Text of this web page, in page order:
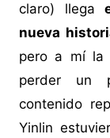
claro) llega
nueva
pero a mí la
perder un
contenido
Yinlin